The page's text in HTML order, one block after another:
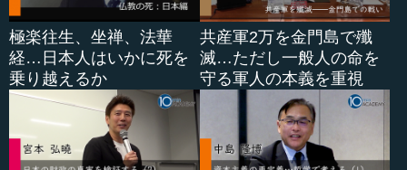
極楽往生、坐禅、法華
経…日本人はいかに死を
乗り越えるか
共産軍2万を金門島で殲
滅…ただし一般人の命を
守る軍人の本義を重視